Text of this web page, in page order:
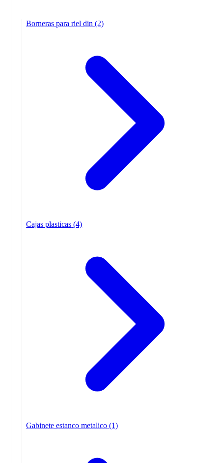
Borneras para riel din (2)
Cajas plasticas (4)
Gabinete estanco metalico (1)